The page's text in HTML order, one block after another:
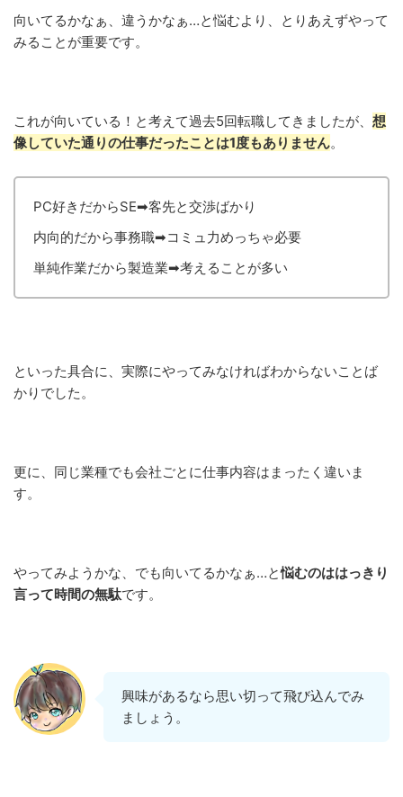
向いてるかなぁ、違うかなぁ…と悩むより、とりあえずやって
みることが重要です。
これが向いている！と考えて過去5回転職してきましたが、 想
像していた通りの仕事だったことは1度もありません。
PC好きだからSE➡客先と交渉ばかり
内向的だから事務職➡コミュ力めっちゃ必要
単純作業だから製造業➡考えることが多い
といった具合に、実際にやってみなければわからないことば
かりでした。
更に、同じ業種でも会社ごとに仕事内容はまったく違いま
す。
やってみようかな、でも向いてるかなぁ…と悩むのははっきり
言って時間の無駄です。
興味があるなら思い切って飛び込んでみ
ましょう。